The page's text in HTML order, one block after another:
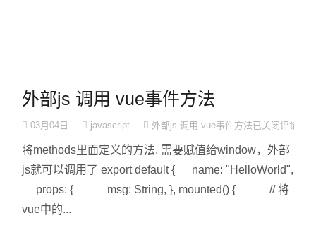
外部js 调用 vue事件方法
03月04日 javascript 外部js 调用 vue事件方法已关闭评论
将methods里面定义的方法, 需要赋值给window，外部
js就可以调用了 export default { name: "HelloWorld",
props: { msg: String, }, mounted() { // 将
vue中的...